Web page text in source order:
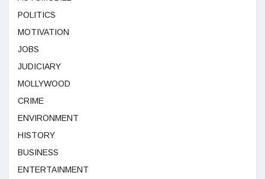
POLITICS
MOTIVATION
JOBS
JUDICIARY
MOLLYWOOD
CRIME
ENVIRONMENT
HISTORY
BUSINESS
ENTERTAINMENT